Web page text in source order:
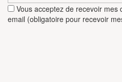
Vous acceptez de recevoir
email (obligatoire pour recevoir